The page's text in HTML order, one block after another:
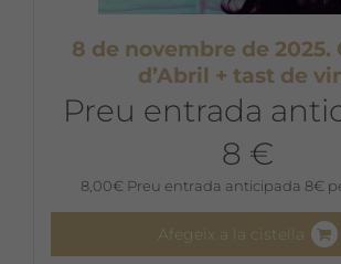
8 de novembre de 2025.
d’Abril + tast de
Preu entrada
8 €
8,00€ Preu entrada anticipada 8€
Afegeix a la cistella